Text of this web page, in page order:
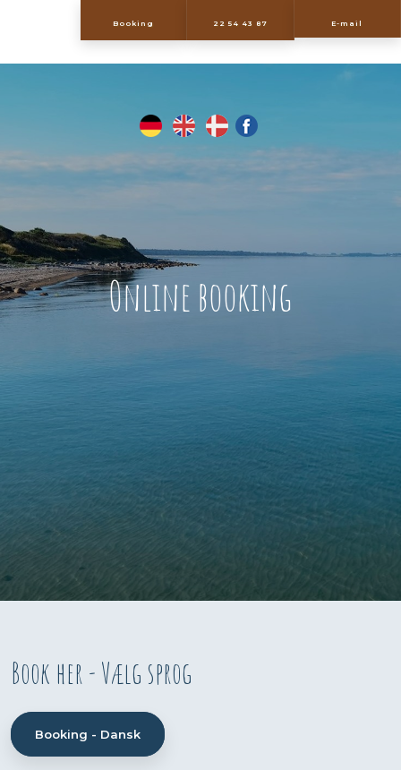
​Booking 22 54 43 87 E-mail
Online booking​
Book her - Vælg sprog​
Booking - Dansk